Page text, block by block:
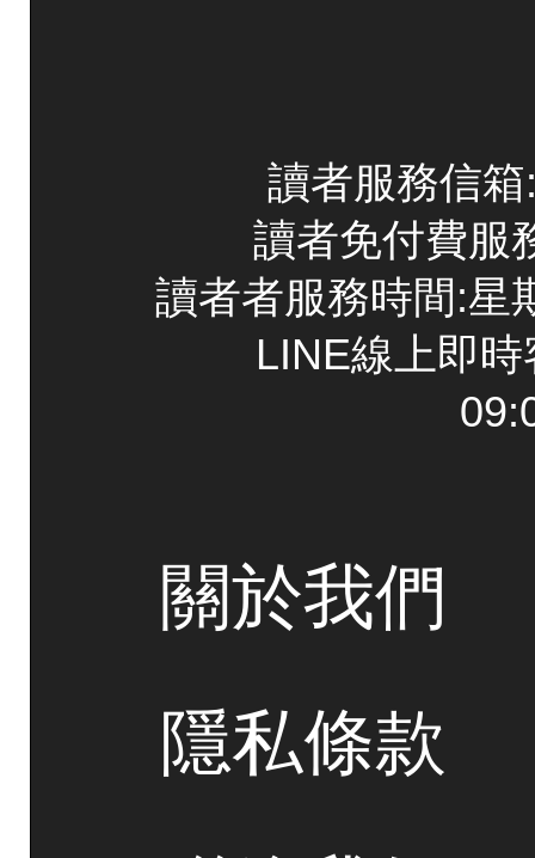
讀者服務信
讀者免付費服
讀者者服務時間:星
LINE線上即
關於我們
隱私條款